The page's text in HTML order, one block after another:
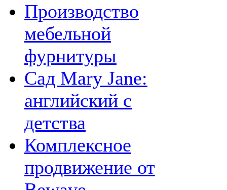
Производство
мебельной
фурнитуры
Сад Mary Jane:
английский с
детства
Комплексное
продвижение от